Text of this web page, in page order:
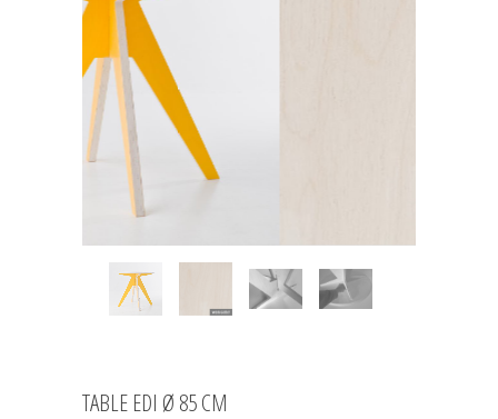
TABLE EDI Ø 85 CM